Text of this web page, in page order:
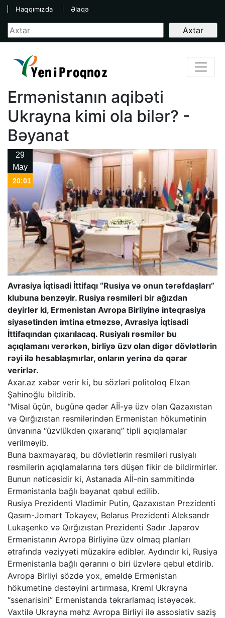
Haqqımızda Əlaqə
Ermənistanın aqibəti
Ukrayna kimi ola bilər? -
Bəyanat
29
May
20:01
Avrasiya İqtisadi İttifaqı “Rusiya və onun tərəfdaşları”
klubuna bənzəyir. Rusiya rəsmiləri bir ağızdan
deyirlər ki, Ermənistan Avropa Birliyinə inteqrasiya
siyasətindən imtina etməzsə, Avrasiya İqtisadi
İttifaqından çıxarılacaq. Rusiyalı rəsmilər bu
açıqlamanı verərkən, birliyə üzv olan digər dövlətlərin
rəyi ilə hesablaşmırlar, onların yerinə də qərar
verirlər.
Axar.az xəbər verir ki, bu sözləri politoloq Elxan
Şahinoğlu bildirib.
“Misal üçün, bugünə qədər Aİİ-yə üzv olan Qazaxıstan
və Qırğızıstan rəsmilərindən Ermənistan hökumətinin
ünvanına “üzvlükdən çıxararıq” tipli açıqlamalar
verilməyib.
Buna baxmayaraq, bu dövlətlərin rəsmiləri rusiyalı
rəsmilərin açıqlamalarına tərs düşən fikir də bildirmirlər.
Bunun nəticəsidir ki, Astanada Aİİ-nin sammitində
Ermənistanla bağlı bəyanat qəbul edilib.
Rusiya Prezidenti Vladimir Putin, Qazaxıstan Prezidenti
Qasım-Jomart Tokayev, Belarus Prezidenti Aleksandr
Lukaşenko və Qırğızıstan Prezidenti Sadır Japarov
Ermənistanın Avropa Birliyinə üzv olmaq planları
ətrafında vəziyyəti müzakirə ediblər. Aydındır ki, Rusiya
Ermənistanla bağlı qərarını o biri üzvlərə qəbul etdirib.
Avropa Birliyi sözdə yox, əməldə Ermənistan
hökumətinə dəstəyini artırmasa, Kreml Ukrayna
“ssenarisini” Ermənistanda təkrarlamaq istəyəcək.
Vaxtilə Ukrayna məhz Avropa Birliyi ilə assosiativ saziş